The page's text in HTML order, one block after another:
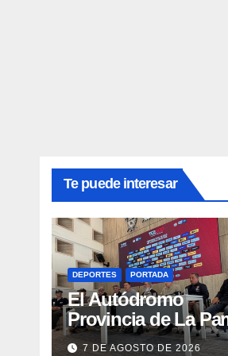
Te puede interesar
DEPORTES PORTADA
El Autódromo
Provincia de La
recibe al TC2000,
7 DE AGOSTO DE 2026